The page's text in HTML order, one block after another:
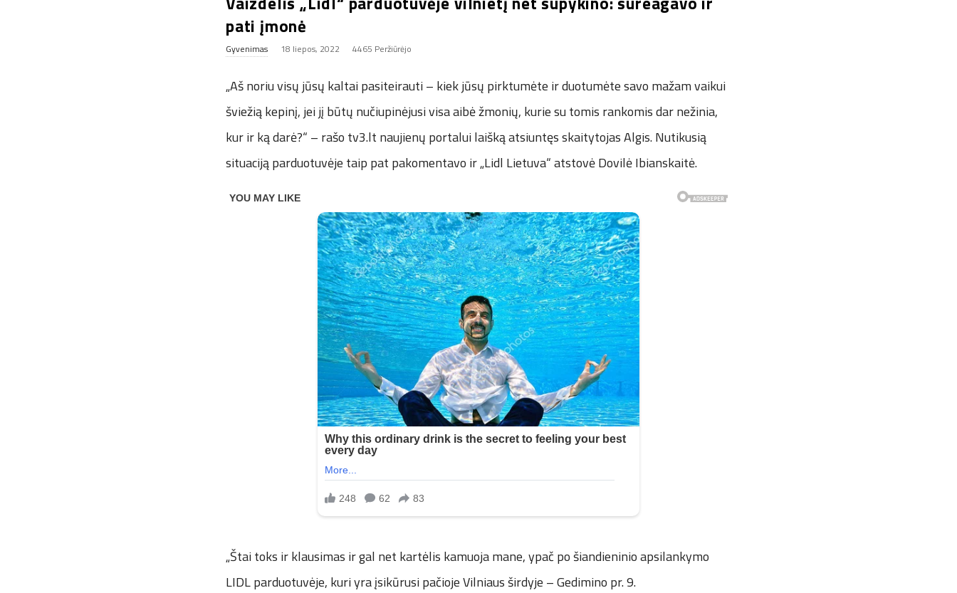
pati įmonė
Gyvenimas 18 liepos, 2022 4465 Peržiūrėjo
„Aš noriu visų jūsų kaltai pasiteirauti – kiek jūsų pirktumėte ir duotumėte savo mažam vaikui
šviežią kepinį, jei jį būtų nučiupinėjusi visa aibė žmonių, kurie su tomis rankomis dar nežinia,
kur ir ką darė?“ – rašo tv3.lt naujienų portalui laišką atsiuntęs skaitytojas Algis. Nutikusią
situaciją parduotuvėje taip pat pakomentavo ir „Lidl Lietuva“ atstovė Dovilė Ibianskaitė.
„Štai toks ir klausimas ir gal net kartėlis kamuoja mane, ypač po šiandieninio apsilankymo
LIDL parduotuvėje, kuri yra įsikūrusi pačioje Vilniaus širdyje – Gedimino pr. 9.